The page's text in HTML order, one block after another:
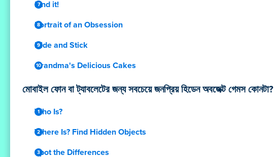
Find it!
Portrait of an Obsession
Hide and Stick
Grandma's Delicious Cakes
মোবাইল ফোন বা ট্যাবলেটের জন্য সবচেয়ে জনপ্রিয় হিডেন অবজেক্ট গেমস কোনটা?
Who Is?
Where Is? Find Hidden Objects
Spot the Differences